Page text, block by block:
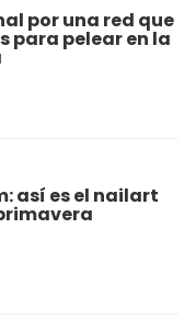
por una red que
para pelear en la
así es el nailart